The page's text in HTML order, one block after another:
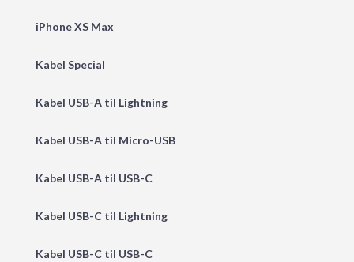
iPhone XS Max
Kabel Special
Kabel USB-A til Lightning
Kabel USB-A til Micro-USB
Kabel USB-A til USB-C
Kabel USB-C til Lightning
Kabel USB-C til USB-C